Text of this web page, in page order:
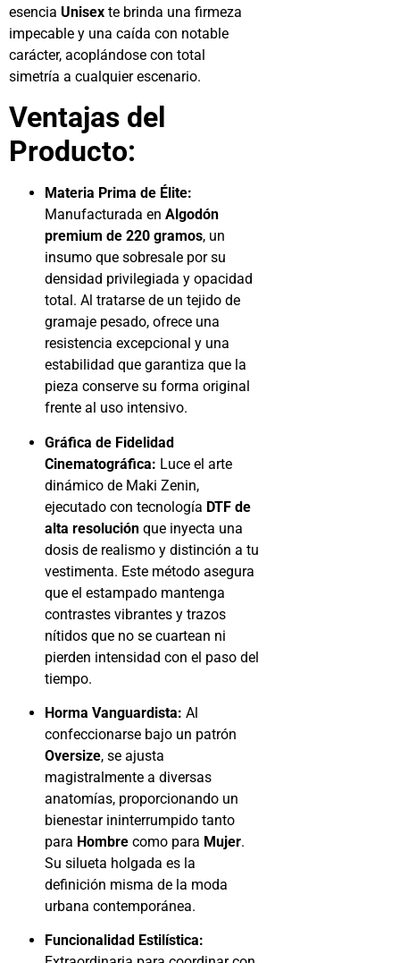
esencia Unisex te brinda una firmeza
impecable y una caída con notable
carácter, acoplándose con total
simetría a cualquier escenario.
Ventajas del
Producto:
Materia Prima de Élite:
Manufacturada en Algodón
premium de 220 gramos, un
insumo que sobresale por su
densidad privilegiada y opacidad
total. Al tratarse de un tejido de
gramaje pesado, ofrece una
resistencia excepcional y una
estabilidad que garantiza que la
pieza conserve su forma original
frente al uso intensivo.
Gráfica de Fidelidad
Cinematográfica: Luce el arte
dinámico de Maki Zenin,
ejecutado con tecnología DTF de
alta resolución que inyecta una
dosis de realismo y distinción a tu
vestimenta. Este método asegura
que el estampado mantenga
contrastes vibrantes y trazos
nítidos que no se cuartean ni
pierden intensidad con el paso del
tiempo.
Horma Vanguardista: Al
confeccionarse bajo un patrón
Oversize, se ajusta
magistralmente a diversas
anatomías, proporcionando un
bienestar ininterrumpido tanto
para Hombre como para Mujer.
Su silueta holgada es la
definición misma de la moda
urbana contemporánea.
Funcionalidad Estilística: